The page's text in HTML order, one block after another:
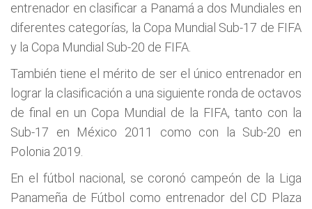
entrenador en clasificar a Panamá a dos Mundiales en
diferentes categorías, la Copa Mundial Sub-17 de FIFA
y la Copa Mundial Sub-20 de FIFA.
También tiene el mérito de ser el único entrenador en
lograr la clasificación a una siguiente ronda de octavos
de final en un Copa Mundial de la FIFA, tanto con la
Sub-17 en México 2011 como con la Sub-20 en
Polonia 2019.
En el fútbol nacional, se coronó campeón de la Liga
Panameña de Fútbol como entrenador del CD Plaza